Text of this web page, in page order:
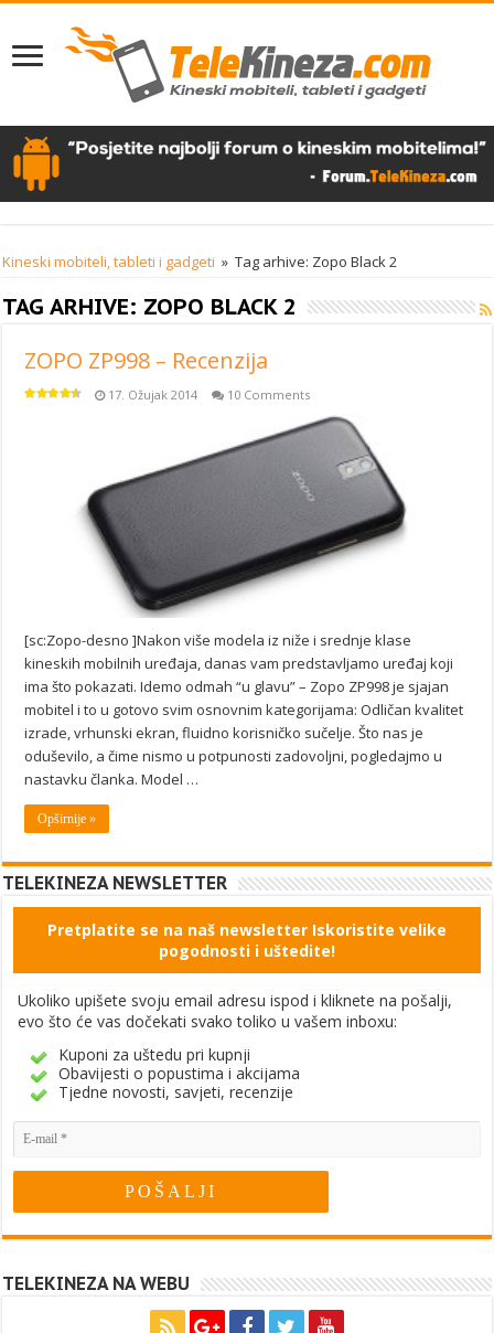
Kineski mobiteli, tableti i gadgeti » Tag arhive: Zopo Black 2
TAG ARHIVE: ZOPO BLACK 2
ZOPO ZP998 – Recenzija
17. Ožujak 2014 10 Comments
[sc:Zopo-desno ]Nakon više modela iz niže i srednje klase
kineskih mobilnih uređaja, danas vam predstavljamo uređaj koji
ima što pokazati. Idemo odmah “u glavu” – Zopo ZP998 je sjajan
mobitel i to u gotovo svim osnovnim kategorijama: Odličan kvalitet
izrade, vrhunski ekran, fluidno korisničko sučelje. Što nas je
oduševilo, a čime nismo u potpunosti zadovoljni, pogledajmo u
nastavku članka. Model …
Opširnije »
TELEKINEZA NEWSLETTER
Pretplatite se na naš newsletter Iskoristite velike
pogodnosti i uštedite!
Ukoliko upišete svoju email adresu ispod i kliknete na pošalji,
evo što će vas dočekati svako toliko u vašem inboxu:
Kuponi za uštedu pri kupnji
Obavijesti o popustima i akcijama
Tjedne novosti, savjeti, recenzije
TELEKINEZA NA WEBU